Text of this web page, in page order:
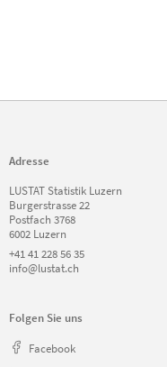
Adresse
LUSTAT Statistik Luzern
Burgerstrasse 22
Postfach 3768
6002 Luzern
+41 41 228 56 35
info@lustat.ch
Folgen Sie uns
Facebook